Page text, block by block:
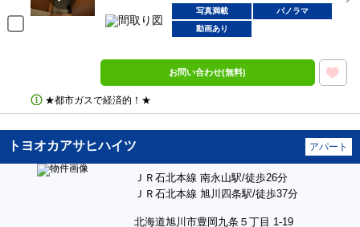
写真満載
パノラマ
動画あり
お問い合わせ(無料)
★都市ガスで経済的！★
トヨオカアサヒハイツ アパート
ＪＲ石北本線 南永山駅/徒歩26分
ＪＲ石北本線 旭川四条駅/徒歩37分
北海道旭川市豊岡九条５丁目 1-19